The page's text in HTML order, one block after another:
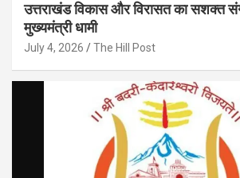
उत्तराखंड विकास और विरासत का सशक्त
मुख्यमंत्री धामी
July 4, 2026 The Hill Post